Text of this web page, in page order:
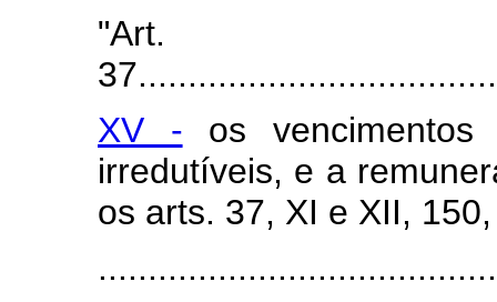
"Art.
XV - os vencimentos
irredutíveis, e a
os arts. 37, XI e XII,